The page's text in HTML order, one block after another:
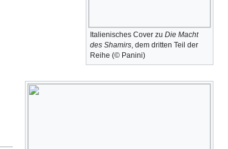
Italienisches Cover zu Die Macht
des Shamirs, dem dritten Teil der
Reihe (© Panini)